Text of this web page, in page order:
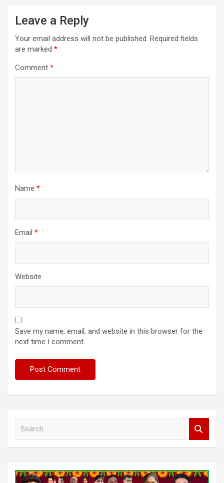
Leave a Reply
Your email address will not be published. Required fields
are marked *
Comment *
Name *
Email *
Website
Save my name, email, and website in this browser for the
next time I comment.
h